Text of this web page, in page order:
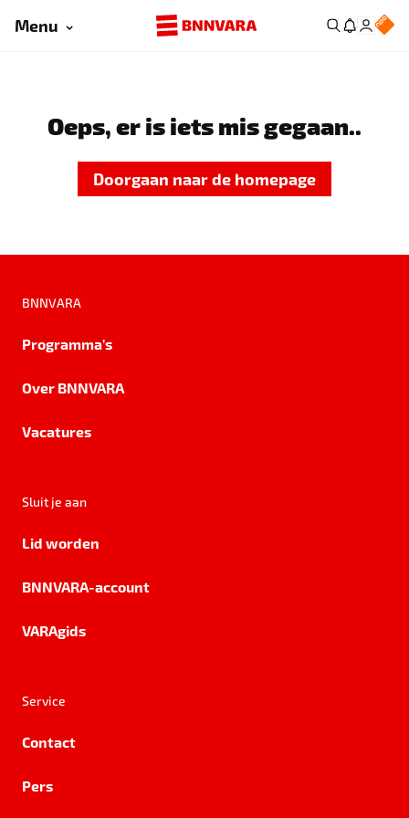
Menu
Oeps, er is iets mis gegaan..
Doorgaan naar de homepage
BNNVARA
Programma's
Over BNNVARA
Vacatures
Sluit je aan
Lid worden
BNNVARA-account
VARAgids
Service
Contact
Pers